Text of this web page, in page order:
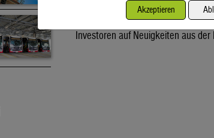
80 Dollar. Unter diese ist er am
auf eine Lösung im Iran-Krieg
Investoren auf Neuigkeiten aus der
Akzeptieren